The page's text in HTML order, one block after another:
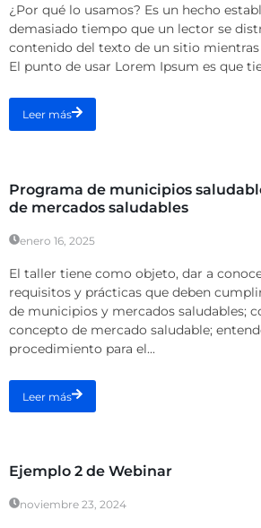
¿Por qué lo usamos? Es un hecho
demasiado tiempo que un lector se
contenido del texto de un sitio mientras
El punto de usar Lorem Ipsum es que
Leer más
Programa de municipios
de mercados saludables
enero 16, 2025
El taller tiene como objeto, dar a
requisitos y prácticas que deben
de municipios y mercados saludables;
concepto de mercado saludable;
procedimiento para el...
Leer más
Ejemplo 2 de Webinar
noviembre 23, 2024